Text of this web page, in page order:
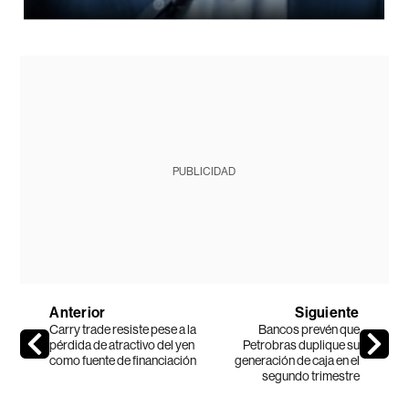
PUBLICIDAD
Anterior
Carry trade resiste pese a la
pérdida de atractivo del yen
como fuente de financiación
Siguiente
Bancos prevén que
Petrobras duplique su
generación de caja en el
segundo trimestre